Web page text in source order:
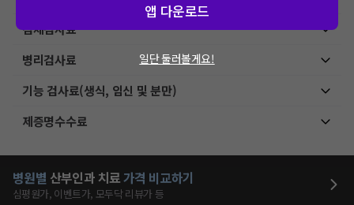
검체검사료
병리검사료
기능 검사료(생식, 임신 및 분만)
제증명수수료
병원별 산부인과 치료가격 비교하기
심평원가, 이벤트가, 모두닥 리뷰가 등
앱 다운로드
일단 둘러볼게요!